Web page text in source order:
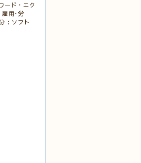
ード・エク
用･労
：ソフト